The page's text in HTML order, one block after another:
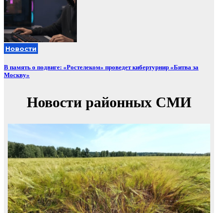
Новости
В память о подвиге: «Ростелеком» проведет кибертурнир «Битва за
Москву»